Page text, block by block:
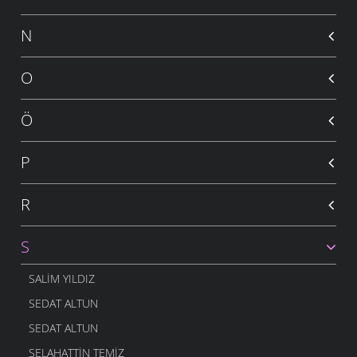
N
O
Ö
P
R
S
SALIM YILDIZ
SEDAT ALTUN
SEDAT ALTUN
SELAHATTIN TEMIZ